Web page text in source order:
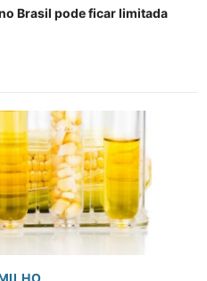
Brasil pode ficar limitada